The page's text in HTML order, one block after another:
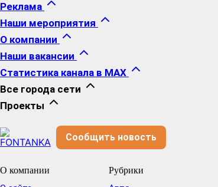
Реклама
Наши мероприятия
О компании
Наши вакансии
Статистика канала в MAX
Все города сети
Проекты
Сообщить новость
О компании Рубрики